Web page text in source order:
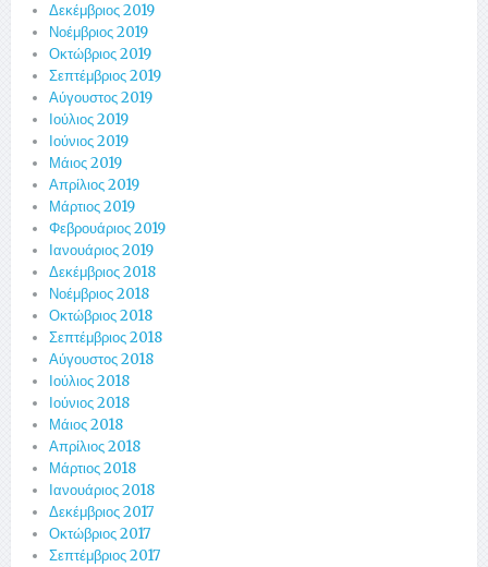
Δεκέμβριος 2019
Νοέμβριος 2019
Οκτώβριος 2019
Σεπτέμβριος 2019
Αύγουστος 2019
Ιούλιος 2019
Ιούνιος 2019
Μάιος 2019
Απρίλιος 2019
Μάρτιος 2019
Φεβρουάριος 2019
Ιανουάριος 2019
Δεκέμβριος 2018
Νοέμβριος 2018
Οκτώβριος 2018
Σεπτέμβριος 2018
Αύγουστος 2018
Ιούλιος 2018
Ιούνιος 2018
Μάιος 2018
Απρίλιος 2018
Μάρτιος 2018
Ιανουάριος 2018
Δεκέμβριος 2017
Οκτώβριος 2017
Σεπτέμβριος 2017